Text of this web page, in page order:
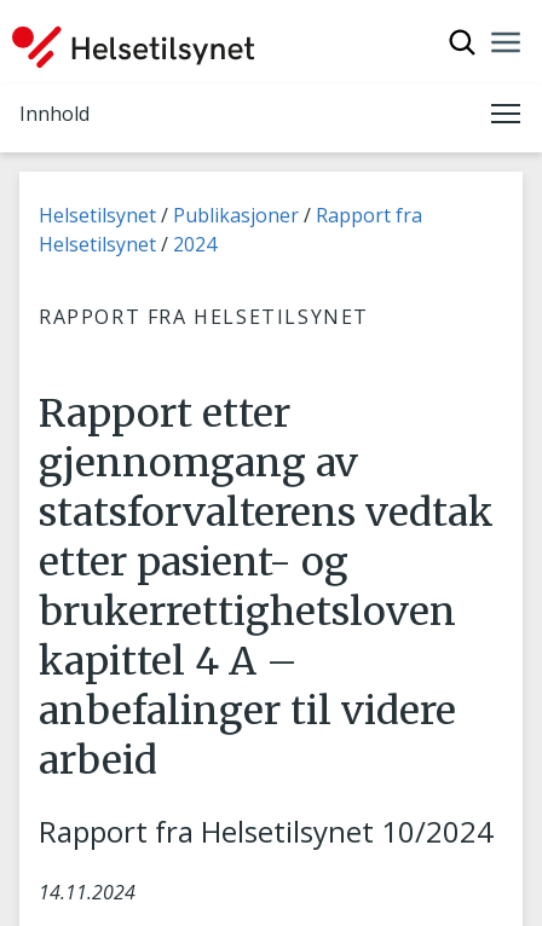
Innhold
Du er her:
Helsetilsynet Publikasjoner
Rapport fra
Helsetilsynet
2024
RAPPORT FRA HELSETILSYNET
Rapport etter
gjennomgang av
statsforvalterens vedtak
etter pasient- og
brukerrettighetsloven
kapittel 4 A –
anbefalinger til videre
arbeid
Rapport fra Helsetilsynet 10/2024
14.11.2024